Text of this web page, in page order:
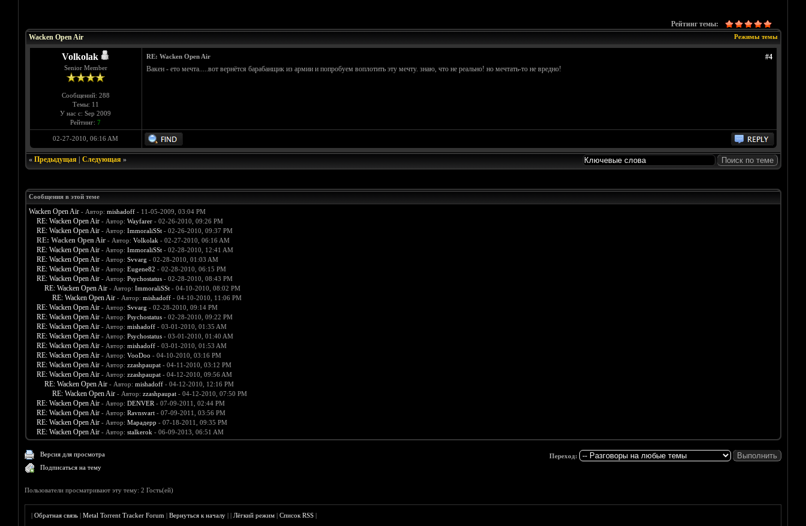
Рейтинг темы:
Режимы темы
Wacken Open Air
Volkolak
Senior Member
Сообщений: 288
Темы: 11
У нас с: Sep 2009
Рейтинг: 7
#4
RE: Wacken Open Air
Вакен - ето мечта.....вот вернётся барабанщик из армии и попробуем воплотить эту мечту. знаю, что не реально! но мечтать-то не вредно!
02-27-2010, 06:16 AM
« Предыдущая| Следующая»
Сообщения в этой теме
Wacken Open Air - Автор: mishadoff- 11-05-2009, 03:04 PM
RE: Wacken Open Air - Автор: Wayfarer- 02-26-2010, 09:26 PM
RE: Wacken Open Air - Автор: ImmoraliSSt- 02-26-2010, 09:37 PM
RE: Wacken Open Air - Автор: Volkolak - 02-27-2010, 06:16 AM
RE: Wacken Open Air - Автор: ImmoraliSSt- 02-28-2010, 12:41 AM
RE: Wacken Open Air - Автор: Svvarg - 02-28-2010, 01:03 AM
RE: Wacken Open Air - Автор: Eugene82 - 02-28-2010, 06:15 PM
RE: Wacken Open Air - Автор: Psychostatus- 02-28-2010, 08:43 PM
RE: Wacken Open Air - Автор: ImmoraliSSt- 04-10-2010, 08:02 PM
RE: Wacken Open Air - Автор: mishadoff- 04-10-2010, 11:06 PM
RE: Wacken Open Air - Автор: Svvarg - 02-28-2010, 09:14 PM
RE: Wacken Open Air - Автор: Psychostatus- 02-28-2010, 09:22 PM
RE: Wacken Open Air - Автор: mishadoff- 03-01-2010, 01:35 AM
RE: Wacken Open Air - Автор: Psychostatus- 03-01-2010, 01:40 AM
RE: Wacken Open Air - Автор: mishadoff- 03-01-2010, 01:53 AM
RE: Wacken Open Air - Автор: VooDoo - 04-10-2010, 03:16 PM
RE: Wacken Open Air - Автор: zzashpaupat- 04-11-2010, 03:12 PM
RE: Wacken Open Air - Автор: zzashpaupat- 04-12-2010, 09:56 AM
RE: Wacken Open Air - Автор: mishadoff- 04-12-2010, 12:16 PM
RE: Wacken Open Air - Автор: zzashpaupat- 04-12-2010, 07:50 PM
RE: Wacken Open Air - Автор: DENVER - 07-09-2011, 02:44 PM
RE: Wacken Open Air - Автор: Ravnsvart- 07-09-2011, 03:56 PM
RE: Wacken Open Air - Автор: Марадерр - 07-18-2011, 09:35 PM
RE: Wacken Open Air - Автор: stalkerok - 06-09-2013, 06:51 AM
Версия для просмотра
Подписаться на тему
Переход:
Пользователи просматривают эту тему: 2 Гость(ей)
|Обратная связь |Metal Torrent Tracker Forum |Вернуться к началу ||Лёгкий режим |Список RSS |